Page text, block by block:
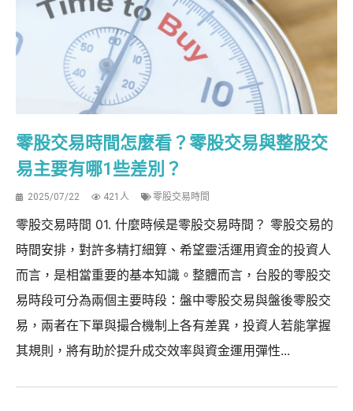
零股交易時間怎麼看？零股交易與整股交
易主要有哪1些差別？
2025/07/22 421人 零股交易時間
零股交易時間 01. 什麼時候是零股交易時間？ 零股交易的
時間安排，對許多精打細算、希望靈活運用資金的投資人
而言，是相當重要的基本知識。整體而言，台股的零股交
易時段可分為兩個主要時段：盤中零股交易與盤後零股交
易，兩者在下單與撮合機制上各有差異，投資人若能掌握
其規則，將有助於提升成交效率與資金運用彈性...